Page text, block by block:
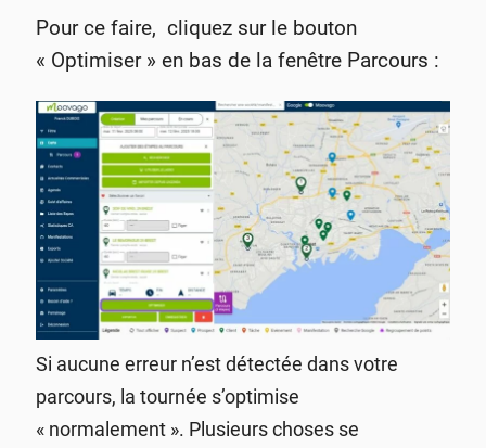
Pour ce faire, cliquez sur le bouton
« Optimiser » en bas de la fenêtre Parcours :
Si aucune erreur n’est détectée dans votre
parcours, la tournée s’optimise
« normalement ». Plusieurs choses se